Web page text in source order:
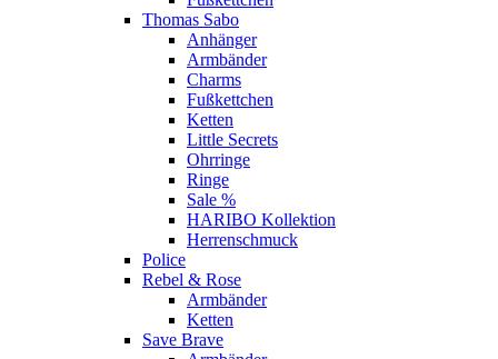
Thomas Sabo
Anhänger
Armbänder
Charms
Fußkettchen
Ketten
Little Secrets
Ohrringe
Ringe
Sale %
HARIBO Kollektion
Herrenschmuck
Police
Rebel & Rose
Armbänder
Ketten
Save Brave